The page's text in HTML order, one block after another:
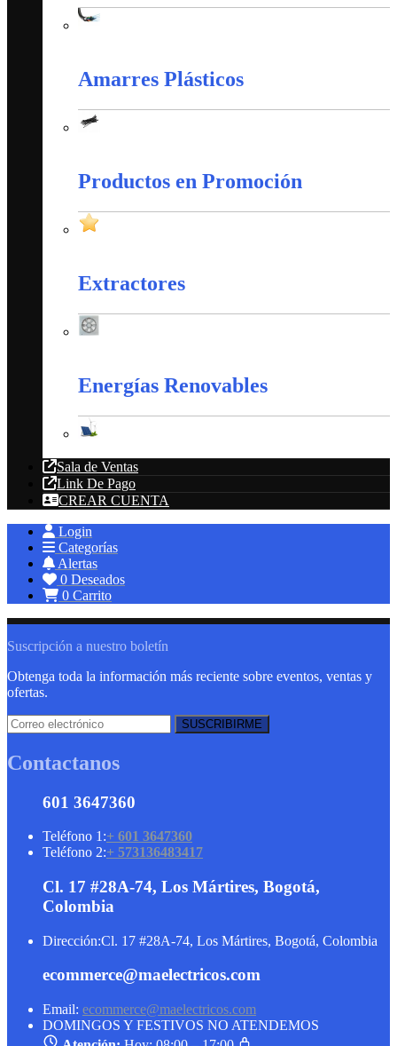
Amarres Plásticos
Productos en Promoción
Extractores
Energías Renovables
Sala de Ventas
Link De Pago
CREAR CUENTA
Login
Categorías
Alertas
0 Deseados
0 Carrito
Suscripción a nuestro boletín
Obtenga toda la información más reciente sobre eventos, ventas y
ofertas.
Contactanos
601 3647360
Teléfono 1:+ 601 3647360
Teléfono 2:+ 573136483417
Cl. 17 #28A-74, Los Mártires, Bogotá,
Colombia
Dirección:Cl. 17 #28A-74, Los Mártires, Bogotá, Colombia
ecommerce@maelectricos.com
Email: ecommerce@maelectricos.com
DOMINGOS Y FESTIVOS NO ATENDEMOS